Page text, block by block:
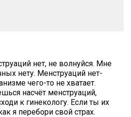
нет, не волнуйся. Мне
нету. Менструаций нет-
чего-то не хватает.
насчёт менструаций,
к гинекологу. Если ты их
я перебори свой страх.